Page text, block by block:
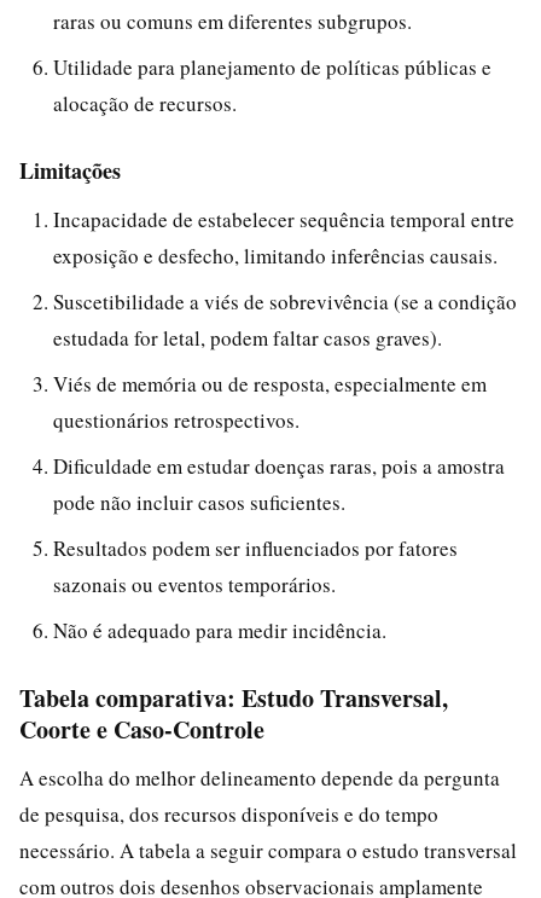
raras ou comuns em diferentes subgrupos.
Utilidade para planejamento de políticas públicas e
alocação de recursos.
Limitações
Incapacidade de estabelecer sequência temporal entre
exposição e desfecho, limitando inferências causais.
Suscetibilidade a viés de sobrevivência (se a condição
estudada for letal, podem faltar casos graves).
Viés de memória ou de resposta, especialmente em
questionários retrospectivos.
Dificuldade em estudar doenças raras, pois a amostra
pode não incluir casos suficientes.
Resultados podem ser influenciados por fatores
sazonais ou eventos temporários.
Não é adequado para medir incidência.
Tabela comparativa: Estudo Transversal,
Coorte e Caso-Controle
A escolha do melhor delineamento depende da pergunta
de pesquisa, dos recursos disponíveis e do tempo
necessário. A tabela a seguir compara o estudo transversal
com outros dois desenhos observacionais amplamente